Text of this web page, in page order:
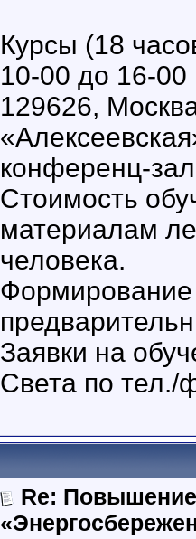
Курсы (18
10-00 до 16-00
129626,
конференц-
Стоимость
материалам
человека.
Формирование
Заявки на
Света по тел./
Re: